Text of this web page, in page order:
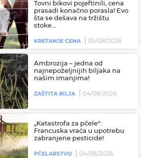
Tovni bikovi pojeftinili, cena
prasadi konačno porasla! Evo
šta se dešava na tržištu
stoke...
KRETANJE CENA 05/08/2026
Ambrozija – jedna od
najnepoželjnijih biljaka na
našim imanjima!
ZAŠTITA BILJA 04/08/2026
„Katastrofa za pčele":
Francuska vraća u upotrebu
zabranjene pesticide!
PČELARSTVO 04/08/2026